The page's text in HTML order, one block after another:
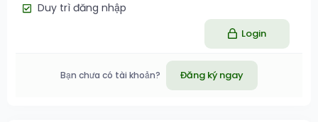
Duy trì đăng nhập
Login
Bạn chưa có tài khoản? Đăng ký ngay